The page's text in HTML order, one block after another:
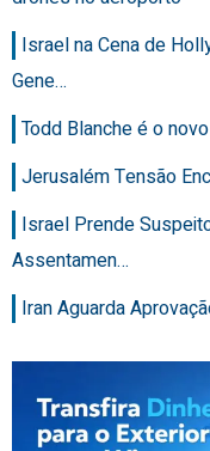
Israel na Cena de
Gene…
Todd Blanche é o
Jerusalém Tensão
Israel Prende
Assentamen…
Iran Aguarda